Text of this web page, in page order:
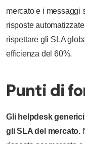
mercato e i messaggi
risposte
rispettare gli SLA
efficienza del 60%.
Punti di
Gli helpdesk
gli SLA del mercato.